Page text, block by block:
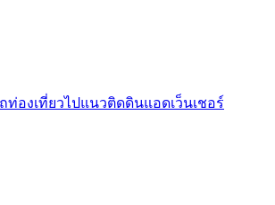
องเที่ยวไปแนวติดดินแอดเว็นเชอร์